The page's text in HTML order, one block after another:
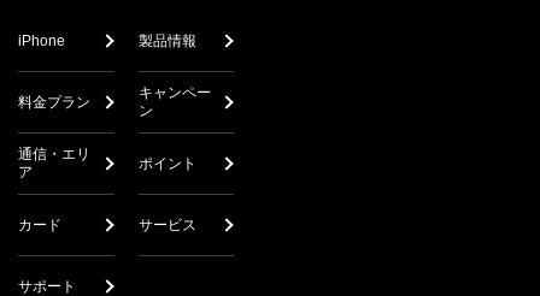
iPhone 製品情報
料金プラン
キャンペー
ン
通信・エリ
ア
ポイント
カード サービス
サポート